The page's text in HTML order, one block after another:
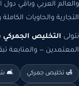
والعالم العربي وباقي دول
التجارية والحاويات
نتولى التخليص الجمركي
المعتمدين — والمتابعة
🛃 تخليص جمركي 🛋️